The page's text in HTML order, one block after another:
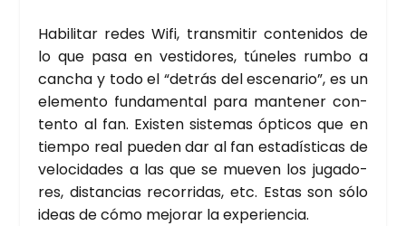
Habi­li­tar redes Wifi, trans­mi­tir con­te­ni­dos de
lo que pasa en ves­ti­do­res, túne­les rum­bo a
can­cha y todo el “detrás del esce­na­rio”, es un
ele­men­to fun­da­men­tal para man­te­ner con­
ten­to al fan. Exis­ten sis­te­mas ópti­cos que en
tiem­po real pue­den dar al fan esta­dís­ti­cas de
velo­ci­da­des a las que se mue­ven los juga­do­
res, dis­tan­cias reco­rri­das, etc. Estas son sólo
ideas de cómo mejo­rar la expe­rien­cia.